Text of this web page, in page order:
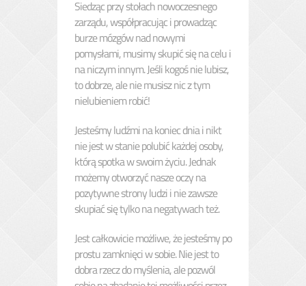
Siedząc przy stołach nowoczesnego
zarządu, współpracując i prowadząc
burze mózgów nad nowymi
pomysłami, musimy skupić się na celu i
na niczym innym. Jeśli kogoś nie lubisz,
to dobrze, ale nie musisz nic z tym
nielubieniem robić!
Jesteśmy ludźmi na koniec dnia i nikt
nie jest w stanie polubić każdej osoby,
którą spotka w swoim życiu. Jednak
możemy otworzyć nasze oczy na
pozytywne strony ludzi i nie zawsze
skupiać się tylko na negatywach też.
Jest całkowicie możliwe, że jesteśmy po
prostu zamknięci w sobie. Nie jest to
dobra rzecz do myślenia, ale pozwól